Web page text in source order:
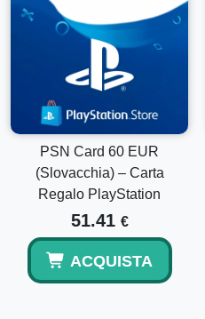
PSN Card 60 EUR
(Slovacchia) – Carta
Regalo PlayStation
51.41 €
ACQUISTA